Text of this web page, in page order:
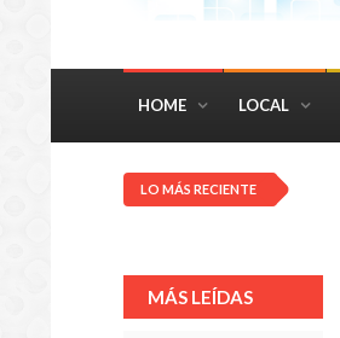
HOME LOCAL
LO MÁS RECIENTE
MÁS LEÍDAS